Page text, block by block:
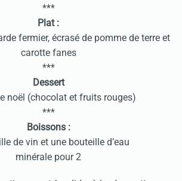
***
Plat :
fermier, écrasé de pomme de terre et
carotte fanes
***
Dessert
noël (chocolat et fruits rouges)
***
Boissons :
de vin et une bouteille d’eau
minérale pour 2